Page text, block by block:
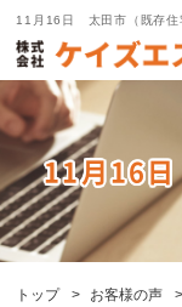
11月16日 太田市（既存住
11月16
トップ お客様の声